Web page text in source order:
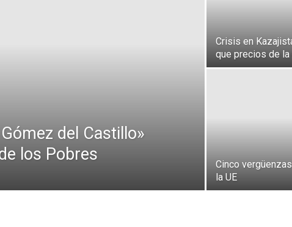
del Castillo»
los Pobres
Crisis en
que precios de la
Cinco
la UE